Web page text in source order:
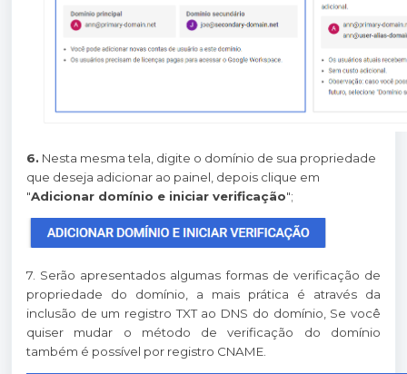
6. Nesta mesma tela, digite o domínio de sua propriedade
que deseja adicionar ao painel, depois clique em
"Adicionar domínio e iniciar verificação";
7. Serão apresentados algumas formas de verificação de
propriedade do domínio, a mais prática é através da
inclusão de um registro TXT ao DNS do domínio, Se você
quiser mudar o método de verificação do domínio
também é possível por registro CNAME.